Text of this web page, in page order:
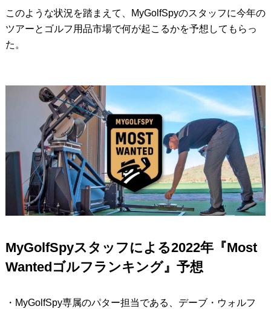
このような状況を踏まえて、MyGolfSpyのスタッフに今年の
ツアーとゴルフ用品市場で何が起こるかを予想してもらっ
た。
MyGolfSpyスタッフによる2022年『Most
Wantedゴルフランキング』予想
・MyGolfSpy専属のパター担当である、デーブ・ウォルフ
OTHER その他
Editor’s Picks 編集部のおすすめ
Our Mission 私たちの使命
ABOUT US MyGolfSpyJapanとは？